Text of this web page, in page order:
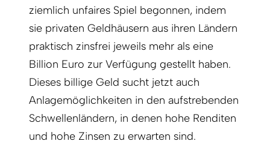
ziemlich unfaires Spiel begonnen, indem
sie privaten Geldhäusern aus ihren Ländern
praktisch zinsfrei jeweils mehr als eine
Billion Euro zur Verfügung gestellt haben.
Dieses billige Geld sucht jetzt auch
Anlagemöglichkeiten in den aufstrebenden
Schwellenländern, in denen hohe Renditen
und hohe Zinsen zu erwarten sind.